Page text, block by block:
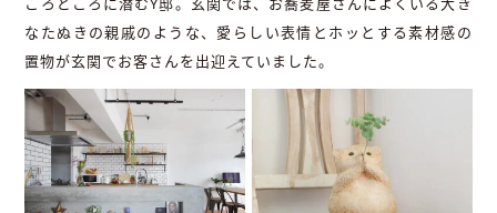
なたぬきの親戚のような、愛らしい表情とホッとする素材感の
置物が玄関でお客さんを出迎えていました。